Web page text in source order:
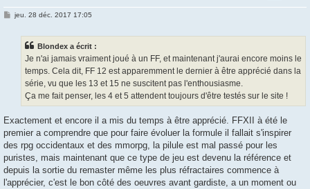
Mjeu. 28 déc. 2017 17:05
Blondex a écrit :
Je n'ai jamais vraiment joué à un FF, et maintenant j'aurai encore moins le
temps. Cela dit, FF 12 est apparemment le dernier à être apprécié dans la
série, vu que les 13 et 15 ne suscitent pas l'enthousiasme.
Ça me fait penser, les 4 et 5 attendent toujours d'être testés sur le site !
Exactement et encore il a mis du temps à être apprécié. FFXII à été le
premier a comprendre que pour faire évoluer la formule il fallait s'inspirer
des rpg occidentaux et des mmorpg, la pilule est mal passé pour les
puristes, mais maintenant que ce type de jeu est devenu la référence et
depuis la sortie du remaster même les plus réfractaires commence à
l'apprécier, c'est le bon côté des oeuvres avant gardiste, a un moment ou